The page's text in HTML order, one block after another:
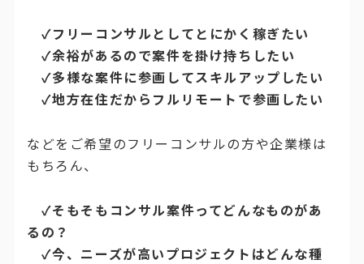
✓フリーコンサルとしてとにかく稼ぎたい
✓余裕があるので案件を掛け持ちしたい
✓多様な案件に参画してスキルアップしたい
✓地方在住だからフルリモートで参画したい
などをご希望のフリーコンサルの方や企業様は
もちろん、
✓そもそもコンサル案件ってどんなものがあ
るの？
✓今、ニーズが高いプロジェクトはどんな種